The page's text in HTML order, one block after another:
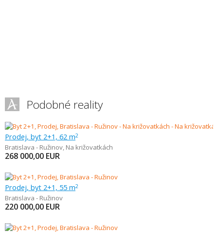
Podobné reality
Prodej, byt 2+1, 62 m2
Bratislava - Ružinov, Na križovatkách
268 000,00 EUR
Prodej, byt 2+1, 55 m2
Bratislava - Ružinov
220 000,00 EUR